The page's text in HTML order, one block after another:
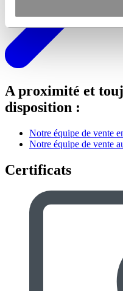
A proximité et
disposition :
Notre équipe de vente
Notre équipe de vente
Certificats